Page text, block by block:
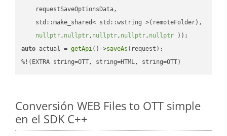
    requestSaveOptionsData,
    std::make_shared< std::wstring >(remoteFolder),
nullptr, nullptr, nullptr, nullptr, nullptr ))
auto actual = getApi()->saveAs (request);
%!(EXTRA string=OTT, string=HTML, string=OTT)
Conversión WEB Files to OTT simple
en el SDK C++